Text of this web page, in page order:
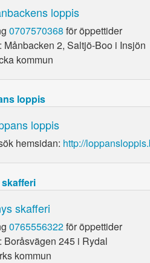
loppis
0707570368 för öppettider
Månbacken 2, Saltjö-Boo i Insjön
kommun
loppis
loppis
hemsidan: http://
skafferi
0765556322för öppettider
Boråsvägen 245 i Rydal
kommun